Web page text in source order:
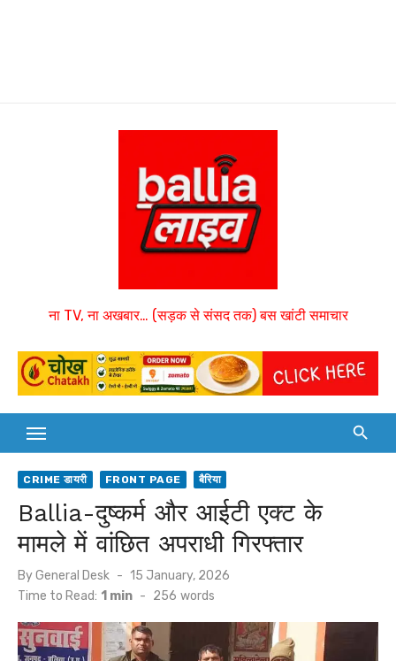
ना TV, ना अखबार… (सड़क से संसद तक) बस खांटी समाचार
CRIME डायरी FRONT PAGE बैरिया
Ballia-दुष्कर्म और आईटी एक्ट के
मामले में वांछित अपराधी गिरफ्तार
ByGeneral Desk
Posted
on
15 January, 2026
Time to Read: 1 min - 256 words